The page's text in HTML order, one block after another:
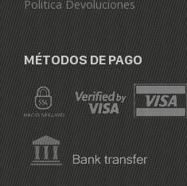
Politica Devoluciones
MÉTODOS DE PAGO